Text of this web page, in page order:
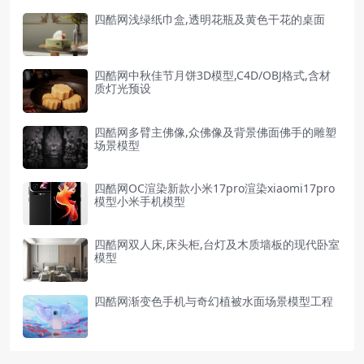
四酷网浅绿纸巾盒,透明花瓶及黄色干花的桌面
四酷网中秋佳节月饼3D模型,C4D/OBJ格式,含材
质灯光预设
四酷网多臂主佛像,众佛像及背景佛面佛手的雕塑
场景模型
四酷网OC渲染新款小米17pro渲染xiaomi17pro
模型小米手机模型
四酷网双人床,床头柜,台灯及木质墙板的现代卧室
模型
四酷网渐变色手机与奇幻植被水面场景模型工程